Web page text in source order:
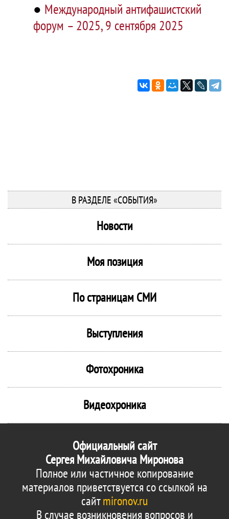
● Международный антифашистский
форум – 2025, 9 сентября 2025
В РАЗДЕЛЕ «СОБЫТИЯ»
Новости
Моя позиция
По страницам СМИ
Выступления
Фотохроника
Видеохроника
Официальный сайт
Сергея Михайловича Миронова
Полное или частичное копирование
материалов приветствуется со ссылкой на
сайтmironov.ru
В случае возникновения вопросов и